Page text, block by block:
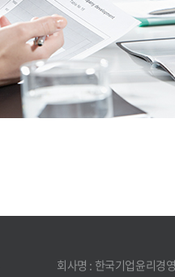
회사명 : 한국기업윤리경